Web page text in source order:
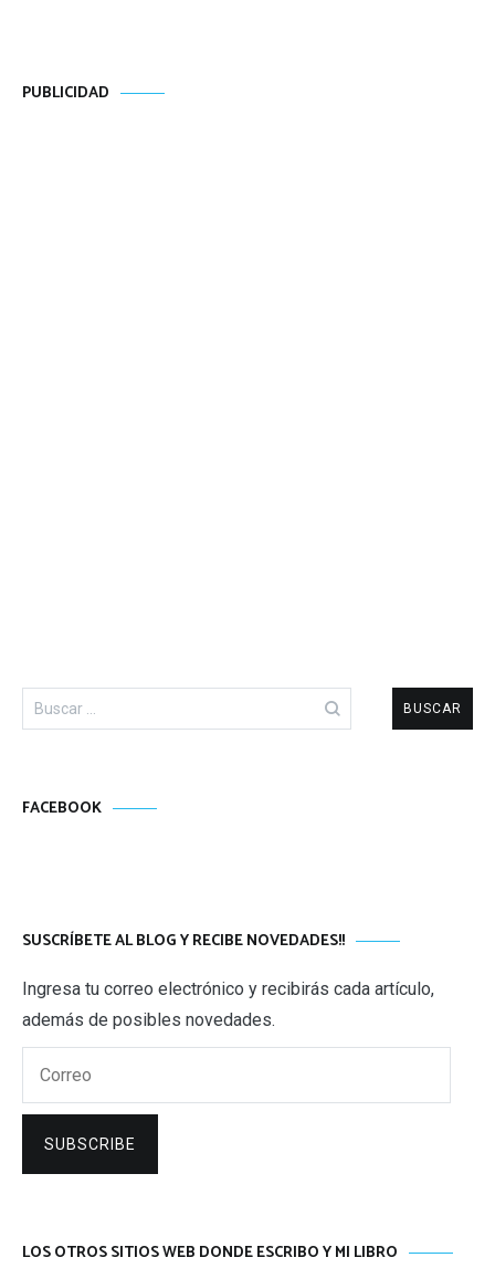
PUBLICIDAD
Buscar:
FACEBOOK
SUSCRÍBETE AL BLOG Y RECIBE NOVEDADES!!
Ingresa tu correo electrónico y recibirás cada artículo,
además de posibles novedades.
SUBSCRIBE
LOS OTROS SITIOS WEB DONDE ESCRIBO Y MI LIBRO